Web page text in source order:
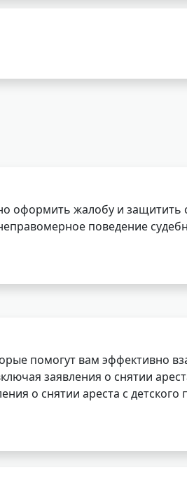
оформить жалобу и защитить
поведение
помогут вам эффективно
заявления о снятии
о снятии ареста с детского